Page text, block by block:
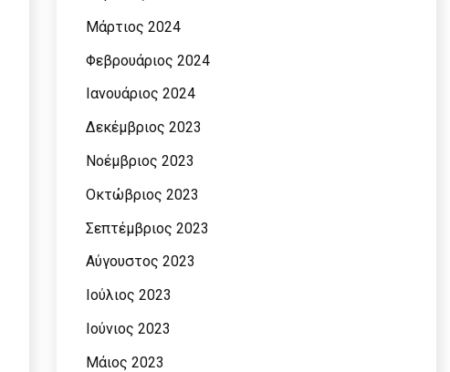
Μάρτιος 2024
Φεβρουάριος 2024
Ιανουάριος 2024
Δεκέμβριος 2023
Νοέμβριος 2023
Οκτώβριος 2023
Σεπτέμβριος 2023
Αύγουστος 2023
Ιούλιος 2023
Ιούνιος 2023
Μάιος 2023